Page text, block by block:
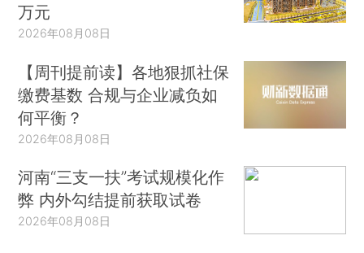
万元
2026年08月08日
【周刊提前读】各地狠抓社保
缴费基数 合规与企业减负如
何平衡？
2026年08月08日
河南“三支一扶”考试规模化作
弊 内外勾结提前获取试卷
2026年08月08日